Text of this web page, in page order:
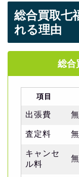
総合買取
れる理由
総合
項目
出張費
査定料
キャンセ
ル料